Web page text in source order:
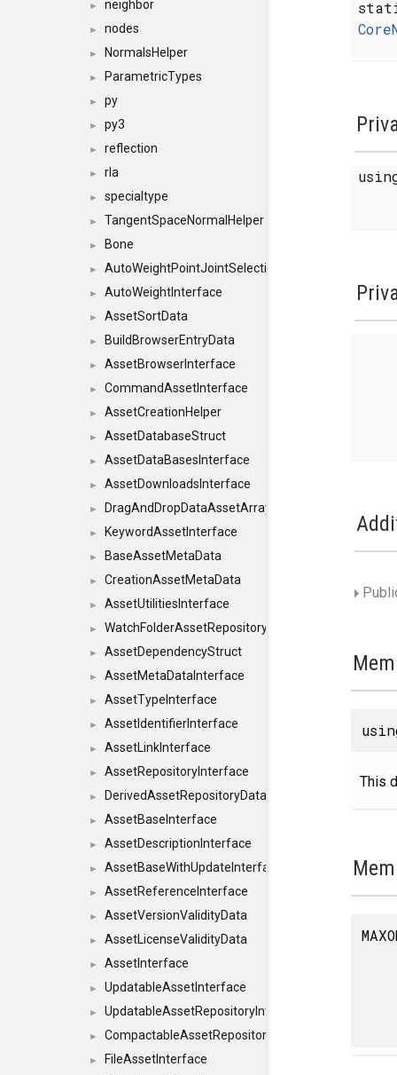
► neighbor
► nodes
► NormalsHelper
► ParametricTypes
► py
► py3
► reflection
► rla
► specialtype
► TangentSpaceNormalHelper
► Bone
► AutoWeightPointJointSelections
► AutoWeightInterface
► AssetSortData
► BuildBrowserEntryData
► AssetBrowserInterface
► CommandAssetInterface
► AssetCreationHelper
► AssetDatabaseStruct
► AssetDataBasesInterface
► AssetDownloadsInterface
► DragAndDropDataAssetArray
► KeywordAssetInterface
► BaseAssetMetaData
► CreationAssetMetaData
► AssetUtilitiesInterface
► WatchFolderAssetRepositoryInterface
► AssetDependencyStruct
► AssetMetaDataInterface
► AssetTypeInterface
► AssetIdentifierInterface
► AssetLinkInterface
► AssetRepositoryInterface
► DerivedAssetRepositoryDataInterface
► AssetBaseInterface
► AssetDescriptionInterface
► AssetBaseWithUpdateInterface
► AssetReferenceInterface
► AssetVersionValidityData
► AssetLicenseValidityData
► AssetInterface
► UpdatableAssetInterface
► UpdatableAssetRepositoryInterface
► CompactableAssetRepositoryInterface
► FileAssetInterface
This